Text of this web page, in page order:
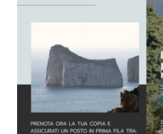
Your Name*
Your E-mail